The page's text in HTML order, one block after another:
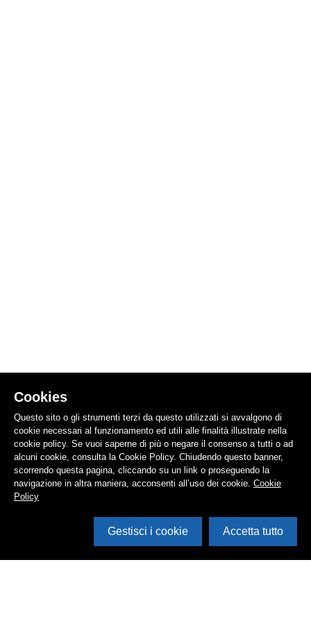
Cookies
Questo sito o gli strumenti terzi da questo utilizzati si avvalgono di
cookie necessari al funzionamento ed utili alle finalità illustrate nella
cookie policy. Se vuoi saperne di più o negare il consenso a tutti o ad
alcuni cookie, consulta la Cookie Policy. Chiudendo questo banner,
scorrendo questa pagina, cliccando su un link o proseguendo la
navigazione in altra maniera, acconsenti all’uso dei cookie. Cookie
Policy
Gestisci i cookie Accetta tutto